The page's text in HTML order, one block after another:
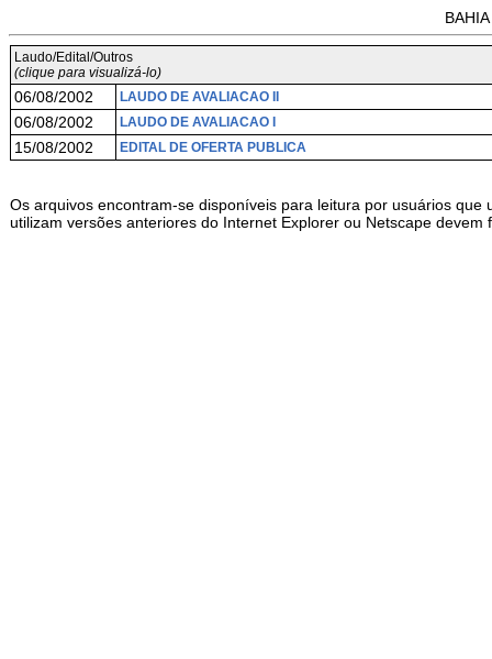
Laudo/Edital/Outros
(clique para visualizá-lo)
06/08/2002 LAUDO DE AVALIACAO II
06/08/2002 LAUDO DE AVALIACAO I
15/08/2002 EDITAL DE OFERTA PUBLICA
Os arquivos encontram-se disponíveis para leitura por usuários
utilizam versões anteriores do Internet Explorer ou Netscape devem